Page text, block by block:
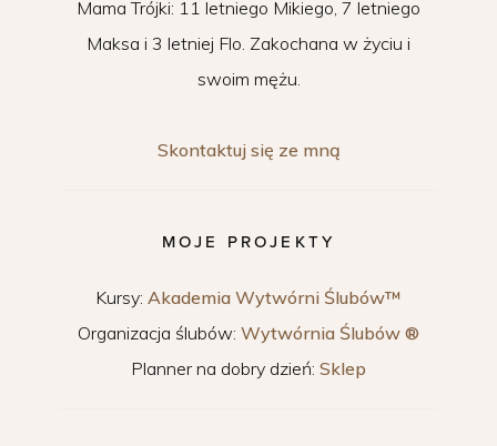
Mama Trójki: 11 letniego Mikiego, 7 letniego
Maksa i 3 letniej Flo. Zakochana w życiu i
swoim mężu.
Skontaktuj się ze mną
MOJE PROJEKTY
Kursy: Akademia Wytwórni Ślubów™
Organizacja ślubów: Wytwórnia Ślubów ®
Planner na dobry dzień: Sklep